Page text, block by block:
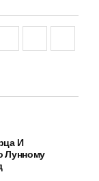
И
Лунному